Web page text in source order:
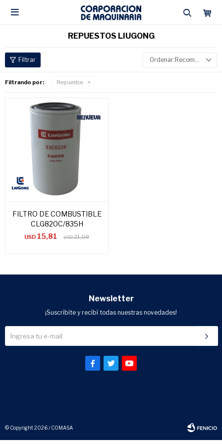

REPUESTOS LIUGONG
Recomendados
Filtrando por: Repuestos
FILTRO DE COMBUSTIBLE
CLG820C/835H
USD 15,81 USD21,08
Newsletter
¡Suscribite y recibí todas nuestras novedades!
  
© Copyright 2026 / COMASA